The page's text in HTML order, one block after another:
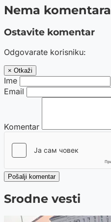
Nema komentara
Ostavite komentar
Odgovarate korisniku:
× Otkaži
Ime
Email
Komentar
Pošalji komentar
Srodne vesti